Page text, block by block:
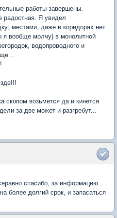
работы завершены.
радостная. Я увидел
местами, даже в коридорах нет
я вообще молчу) в монолитной
водопроводного и
скопом возьмется да и кинется
за две может и разгребут...
спасибо, за информацию...
более долгий срок, и запасаться